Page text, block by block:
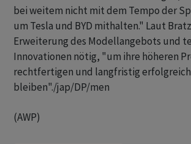
bei weitem nicht mit dem Tempo der
um Tesla und BYD mithalten." Laut
Erweiterung des Modellangebots und
Innovationen nötig, "um ihre höheren
rechtfertigen und langfristig
bleiben"./jap/DP/men
(AWP)